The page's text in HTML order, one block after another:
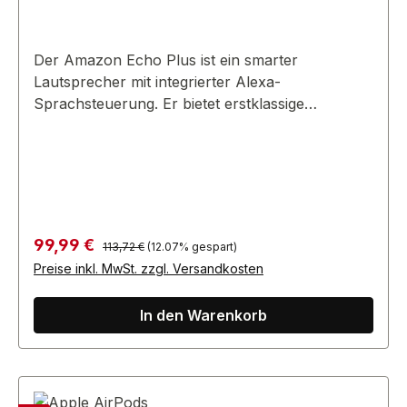
Der Amazon Echo Plus ist ein smarter
Lautsprecher mit integrierter Alexa-
Sprachsteuerung. Er bietet erstklassige
Verkaufspreis:
99,99 € Regulärer Preis:
113,72 € (12.07% gespart)
Preise inkl. MwSt. zzgl. Versandkosten
In den Warenkorb